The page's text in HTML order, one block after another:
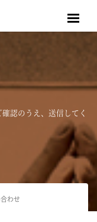
認のうえ、送信してく
わせ